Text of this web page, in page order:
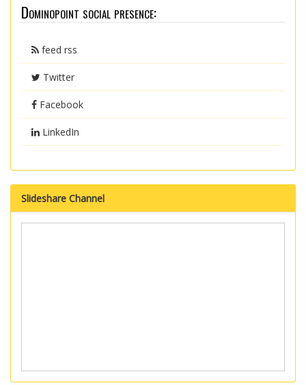
Dominopoint social presence:
feed rss
Twitter
Facebook
LinkedIn
Slideshare Channel